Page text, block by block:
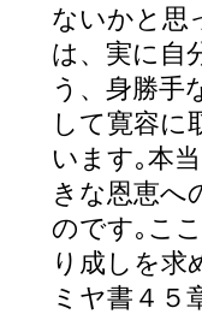
ないかと思
は、実に自
う、身勝手
して寛容に
います｡本
きな恩恵へ
のです｡こ
り成しを求
ミヤ書４５